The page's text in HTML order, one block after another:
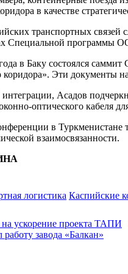
в качестве
транспортных
Специальной
в Баку состоялся
Эти документы
Асадов
оптического кабеля
в
взаимосвязанности.
логистика Каспийские
ускорение проекта ТАПИ
завода «Балкан»